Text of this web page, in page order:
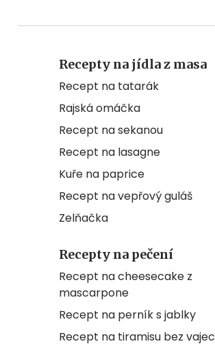
Recepty na jídla z masa
Recept na tatarák
Rajská omáčka
Recept na sekanou
Recept na lasagne
Kuře na paprice
Recept na vepřový guláš
Zelňačka
Recepty na pečení
Recept na cheesecake z
mascarpone
Recept na perník s jablky
Recept na tiramisu bez vajec